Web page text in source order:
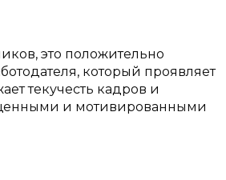
это положительно
который проявляет
текучесть кадров и
и мотивированными